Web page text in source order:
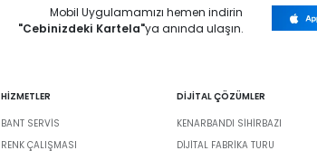
Mobil Uygulamamızı hemen indirin
"Cebinizdeki Kartela"ya anında ulaşın.
HİZMETLER
BANT SERVIS
RENK ÇALIŞMASI
DİJİTAL ÇÖZÜMLER
KENARBANDI SİHİRBAZI
DIJITAL FABRIKA TURU